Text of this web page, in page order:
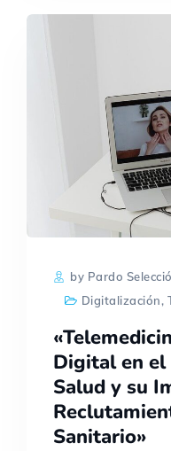
by Pardo
Digitalización,
Digital en el
Salud y su
Sanitario»